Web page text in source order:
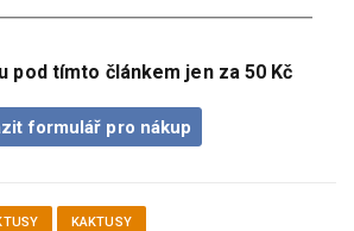
pod tímto článkem jen za 50 Kč
formulář pro nákup
KAKTUSY